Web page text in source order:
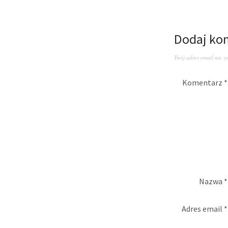
Dodaj
Twój adres email nie
Komentarz *
Nazwa *
Adres email *